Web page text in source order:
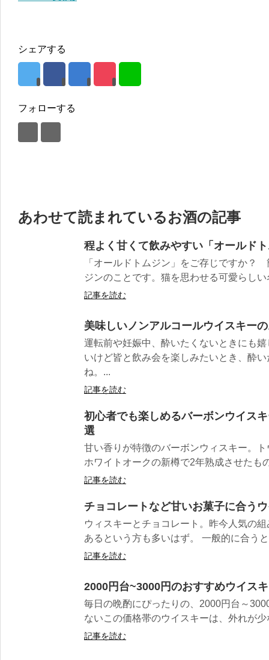
シェアする
フォローする
あわせて読まれているお酒の記事
程よく甘くて飲みやすい「オールド
「オールドトムジン」をご存じですか？
ジンのことです。猫を思わせる可愛らし
記事を読む
美味しいノンアルコールウイスキー
運転前や妊娠中、酔いたくないときにも
いけど皆と飲み会を楽しみたいとき、酔
ね。...
記事を読む
初心者でも楽しめるバーボンウイス
選
甘い香りが特徴のバーボンウィスキー。
ホワイトオークの新樽で2年熟成させたも
記事を読む
チョコレートなど甘いお菓子に合う
ウィスキーとチョコレート。昨今人気の
あるという方も多いはず。 一般的に合う
記事を読む
2000円台~3000円のおすすめウイス
毎日の晩酌にぴったりの、2000円台～
ないこの価格帯のウイスキーは、外れが
記事を読む